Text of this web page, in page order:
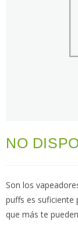
NO
Son los
puffs es
que más te